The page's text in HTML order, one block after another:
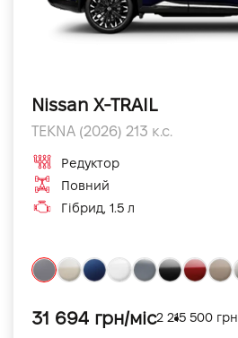
Nissan X-TRAIL
TEKNA (2026) 213 к.с.
Редуктор
Повний
Гібрид, 1.5 л
31 694 грн/міс2 215 500 грн